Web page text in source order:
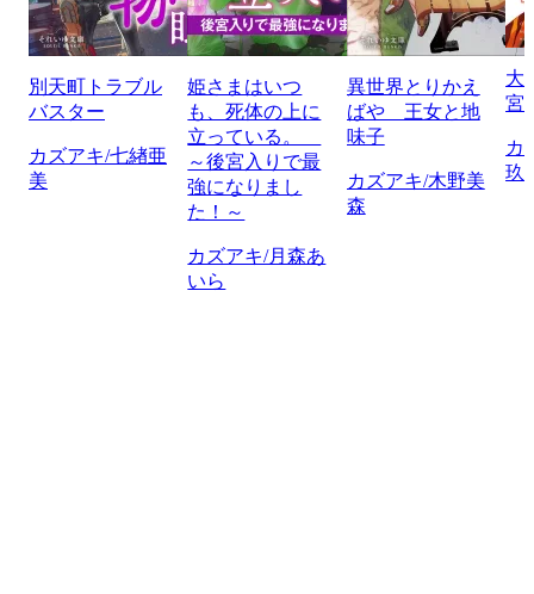
別天町トラブル
バスター
カズアキ/七緖亜
美
姫さまはいつ
も、死体の上に
立っている。
～後宮入りで最
強になりまし
た！～
カズアキ/月森あ
いら
異世界とりかえ
ばや 王女と地
味子
カズアキ/木野美
森
大
宮
カ
玖/